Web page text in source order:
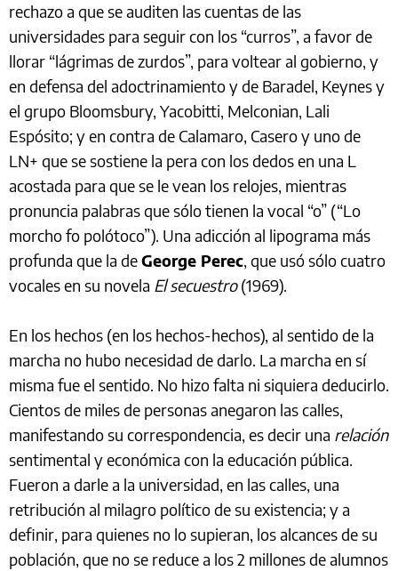
rechazo a que se auditen las cuentas de las
universidades para seguir con los “curros”, a favor de
llorar “lágrimas de zurdos”, para voltear al gobierno, y
en defensa del adoctrinamiento y de Baradel, Keynes y
el grupo Bloomsbury, Yacobitti, Melconian, Lali
Espósito; y en contra de Calamaro, Casero y uno de
LN+ que se sostiene la pera con los dedos en una L
acostada para que se le vean los relojes, mientras
pronuncia palabras que sólo tienen la vocal “o” (“Lo
morcho fo polótoco”). Una adicción al lipograma más
profunda que la deGeorge Perec, que usó sólo cuatro
vocales en su novela El secuestro(1969).
En los hechos (en los hechos-hechos), al sentido de la
marcha no hubo necesidad de darlo. La marcha en sí
misma fue el sentido. No hizo falta ni siquiera deducirlo.
Cientos de miles de personas anegaron las calles,
manifestando su correspondencia, es decir una relación
sentimental y económica con la educación pública.
Fueron a darle a la universidad, en las calles, una
retribución al milagro político de su existencia; y a
definir, para quienes no lo supieran, los alcances de su
población, que no se reduce a los 2 millones de alumnos